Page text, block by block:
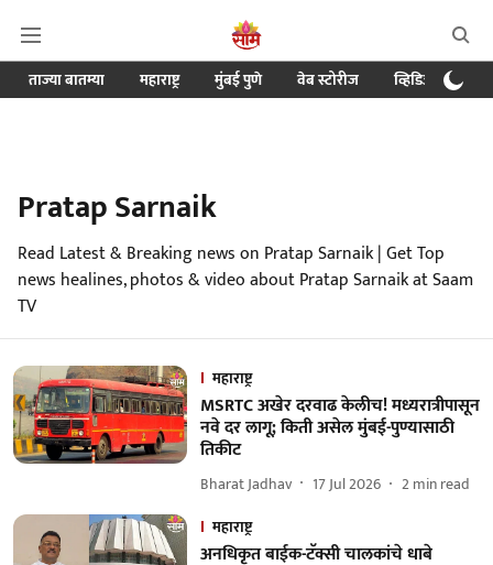
ताज्या बातम्या महाराष्ट्र मुंबई पुणे वेब स्टोरीज व्हिडिओ
Pratap Sarnaik
Read Latest & Breaking news on Pratap Sarnaik | Get Top
news healines, photos & video about Pratap Sarnaik at Saam
TV
महाराष्ट्र
MSRTC अखेर दरवाढ केलीच! मध्यरात्रीपासून
नवे दर लागू; किती असेल मुंबई-पुण्यासाठी
तिकीट
Bharat Jadhav 17 Jul 2026 2min read
महाराष्ट्र
अनधिकृत बाईक-टॅक्सी चालकांचे धाबे